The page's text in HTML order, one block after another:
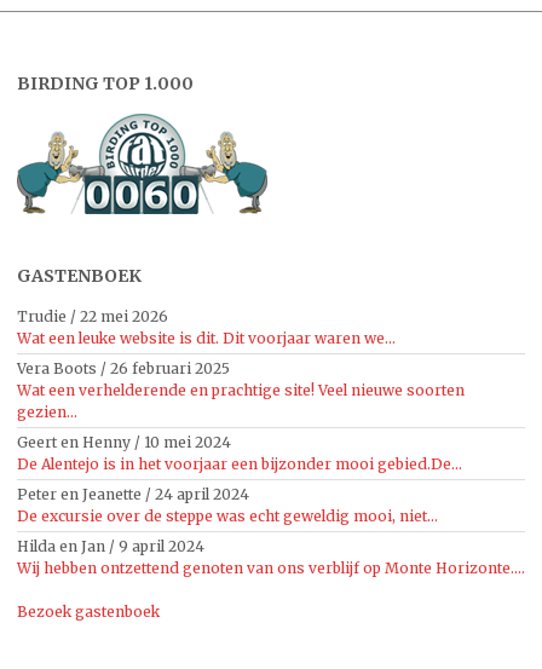
BIRDING TOP 1.000
GASTENBOEK
Trudie / 22 mei 2026
Wat een leuke website is dit. Dit voorjaar waren we...
Vera Boots / 26 februari 2025
Wat een verhelderende en prachtige site! Veel nieuwe soorten
gezien...
Geert en Henny / 10 mei 2024
De Alentejo is in het voorjaar een bijzonder mooi gebied.De...
Peter en Jeanette / 24 april 2024
De excursie over de steppe was echt geweldig mooi, niet...
Hilda en Jan / 9 april 2024
Wij hebben ontzettend genoten van ons verblijf op Monte Horizonte....
Bezoek gastenboek